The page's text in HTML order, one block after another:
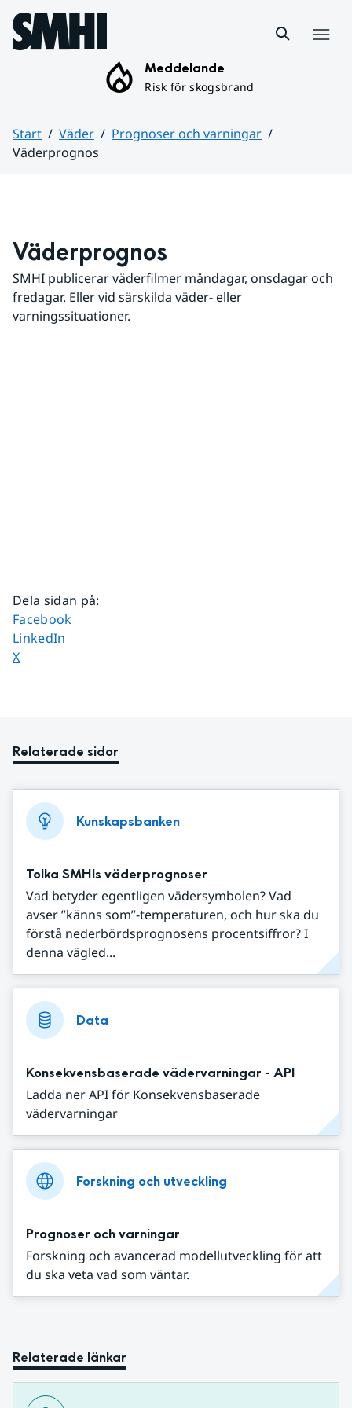
Hoppa till sidans innehåll
Meddelande
Risk för skogsbrand
Start Väder
Prognoser och varningar
Väderprognos
Väderprognos
SMHI publicerar väderfilmer måndagar, onsdagar och
fredagar. Eller vid särskilda väder- eller
varningssituationer.
Dela sidan på:
Dela sidan på
Facebook
Dela sidan på
LinkedIn
Dela sidan på
X
Relaterade sidor
Kunskapsbanken
Tolka SMHIs väderprognoser
Vad betyder egentligen vädersymbolen? Vad
avser ”känns som”-temperaturen, och hur ska du
förstå nederbördsprognosens procentsiffror? I
denna vägled...
Data
Konsekvensbaserade vädervarningar - API
Ladda ner API för Konsekvensbaserade
vädervarningar
Forskning och utveckling
Prognoser och varningar
Forskning och avancerad modellutveckling för att
du ska veta vad som väntar.
Relaterade länkar